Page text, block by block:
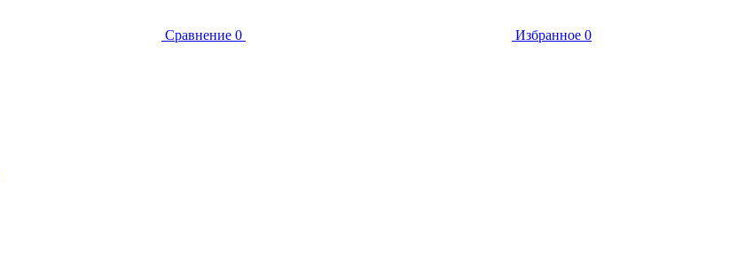
Сравнение 0 Избранное 0